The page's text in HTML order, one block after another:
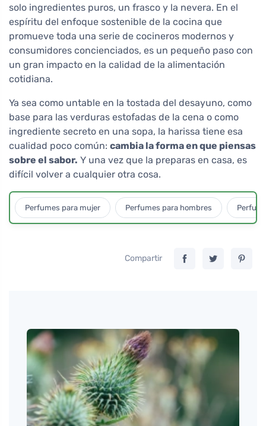
solo ingredientes puros, un frasco y la nevera. En el
espíritu del enfoque sostenible de la cocina que
promueve toda una serie de cocineros modernos y
consumidores concienciados, es un pequeño paso con
un gran impacto en la calidad de la alimentación
cotidiana.
Ya sea como untable en la tostada del desayuno, como
base para las verduras estofadas de la cena o como
ingrediente secreto en una sopa, la harissa tiene esa
cualidad poco común: cambia la forma en que piensas
sobre el sabor. Y una vez que la preparas en casa, es
difícil volver a cualquier otra cosa.
Perfumes para mujer Perfumes para hombres
Compartir